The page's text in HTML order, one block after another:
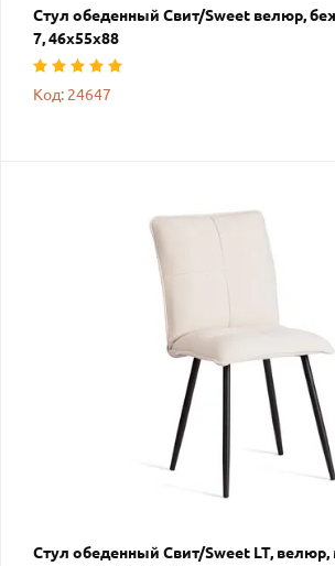
Стул обеденный Свит/Sweet велюр,
7, 46х55х88
Код: 24647
Стул обеденный Свит/Sweet LT,